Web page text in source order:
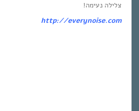
צלילה נעימה!
http://everynoise.com